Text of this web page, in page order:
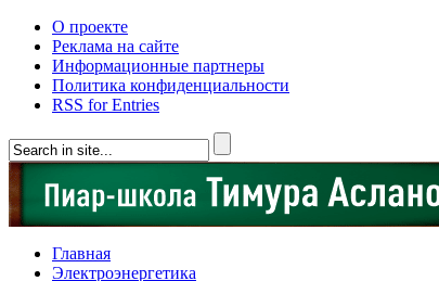
О проекте
Реклама на сайте
Информационные партнеры
Политика конфиденциальности
RSS for Entries
Главная
Электроэнергетика